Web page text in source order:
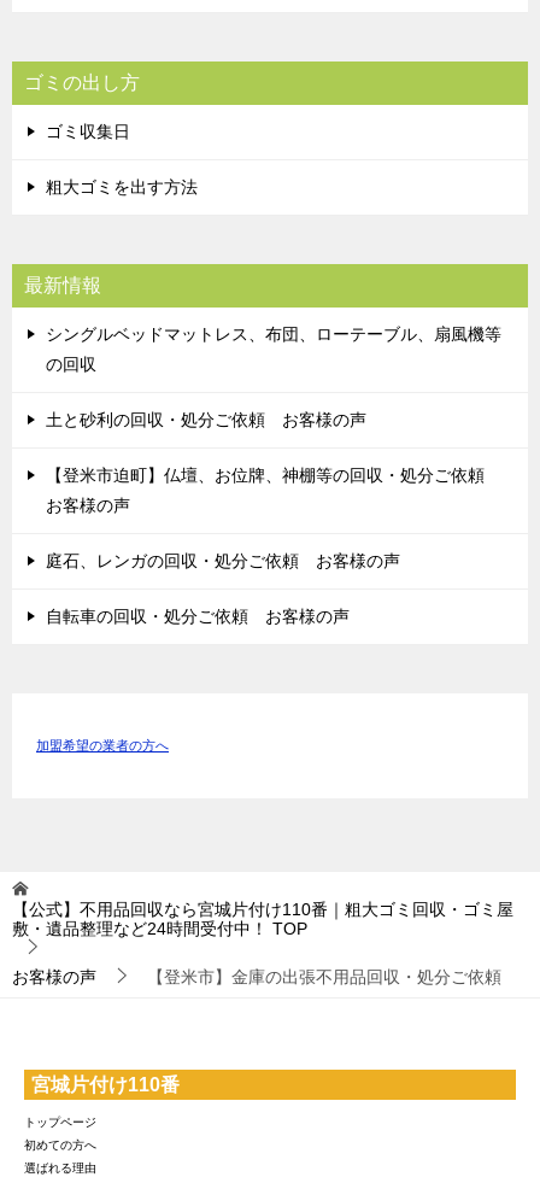
ゴミの出し方
ゴミ収集日
粗大ゴミを出す方法
最新情報
シングルベッドマットレス、布団、ローテーブル、扇風機等
の回収
土と砂利の回収・処分ご依頼 お客様の声
【登米市迫町】仏壇、お位牌、神棚等の回収・処分ご依頼
お客様の声
庭石、レンガの回収・処分ご依頼 お客様の声
自転車の回収・処分ご依頼 お客様の声
加盟希望の業者の方へ
【公式】不用品回収なら宮城片付け110番｜粗大ゴミ回収・ゴミ屋
敷・遺品整理など24時間受付中！
TOP
お客様の声 【登米市】金庫の出張不用品回収・処分ご依頼
宮城片付け110番
トップページ
初めての方へ
選ばれる理由